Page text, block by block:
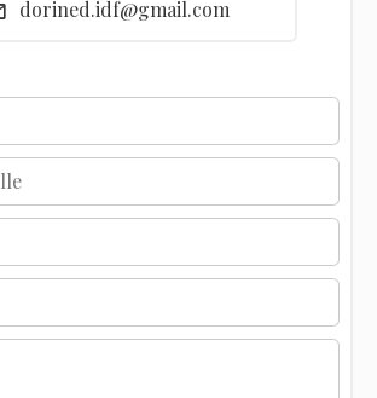
dorined.idf@gmail.com